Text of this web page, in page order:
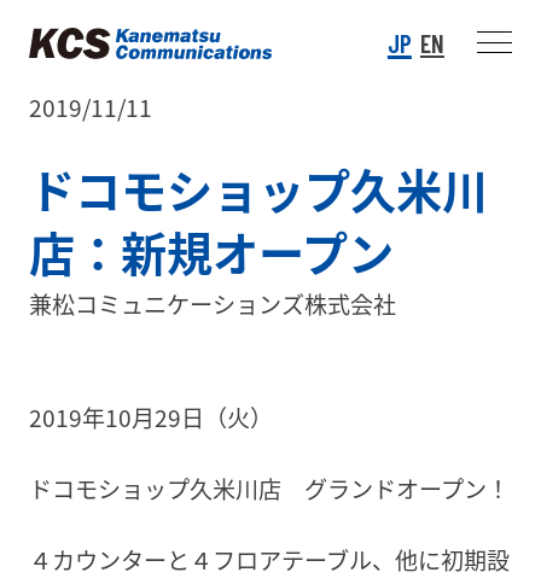
JP EN
2019/11/11
ドコモショップ久米川
店：新規オープン
兼松コミュニケーションズ株式会社
2019年10月29日（火）
ドコモショップ久米川店 グランドオープン！
４カウンターと４フロアテーブル、他に初期設